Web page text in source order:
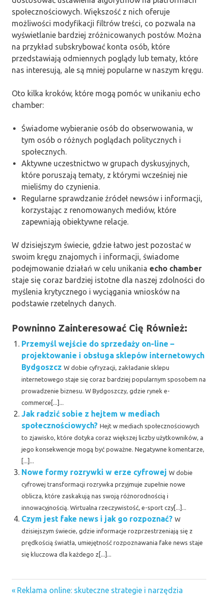
społecznościowych. Większość z nich oferuje
możliwości modyfikacji filtrów treści, co pozwala na
wyświetlanie bardziej zróżnicowanych postów. Można
na przykład subskrybować konta osób, które
przedstawiają odmiennych poglądy lub tematy, które
nas interesują, ale są mniej popularne w naszym kręgu.
Oto kilka kroków, które mogą pomóc w unikaniu echo
chamber:
Świadome wybieranie osób do obserwowania, w
tym osób o różnych poglądach politycznych i
społecznych.
Aktywne uczestnictwo w grupach dyskusyjnych,
które poruszają tematy, z którymi wcześniej nie
mieliśmy do czynienia.
Regularne sprawdzanie źródeł newsów i informacji,
korzystając z renomowanych mediów, które
zapewniają obiektywne relacje.
W dzisiejszym świecie, gdzie łatwo jest pozostać w
swoim kręgu znajomych i informacji, świadome
podejmowanie działań w celu unikania echo chamber
staje się coraz bardziej istotne dla naszej zdolności do
myślenia krytycznego i wyciągania wniosków na
podstawie rzetelnych danych.
Powninno Zainteresować Cię Również:
Przemyśl wejście do sprzedaży on-line –
projektowanie i obsługa sklepów internetowych
Bydgoszcz W dobie cyfryzacji, zakładanie sklepu
internetowego staje się coraz bardziej popularnym sposobem na
prowadzenie biznesu. W Bydgoszczy, gdzie rynek e-
commerce[...]...
Jak radzić sobie z hejtem w mediach
społecznościowych? Hejt w mediach społecznościowych
to zjawisko, które dotyka coraz większej liczby użytkowników, a
jego konsekwencje mogą być poważne. Negatywne komentarze,
[...]...
Nowe formy rozrywki w erze cyfrowej W dobie
cyfrowej transformacji rozrywka przyjmuje zupełnie nowe
oblicza, które zaskakują nas swoją różnorodnością i
innowacyjnością. Wirtualna rzeczywistość, e-sport czy[...]...
Czym jest fake news i jak go rozpoznać? W
dzisiejszym świecie, gdzie informacje rozprzestrzeniają się z
prędkością światła, umiejętność rozpoznawania fake news staje
się kluczowa dla każdego z[...]...
Nawigacja
Previous
Reklama online: skuteczne strategie i narzędzia